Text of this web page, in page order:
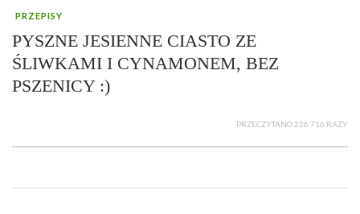
PRZEPISY
PYSZNE JESIENNE CIASTO ZE
ŚLIWKAMI I CYNAMONEM, BEZ
PSZENICY :)
PRZECZYTANO 226 716 RAZY